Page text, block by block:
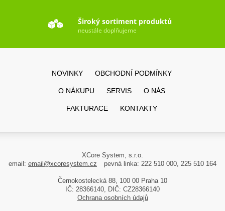
Široký sortiment produktů
neustále doplňujeme
NOVINKY OBCHODNÍ PODMÍNKY
O NÁKUPU SERVIS O NÁS
FAKTURACE KONTAKTY
XCore System, s.r.o.
email: email@xcoresystem.cz pevná linka: 222 510 000, 225 510 164
Černokostelecká 88, 100 00 Praha 10
IČ: 28366140, DIČ: CZ28366140
Ochrana osobních údajů